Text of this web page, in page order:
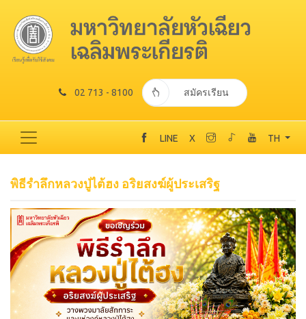
02 713 - 8100 สมัครเรียน
LINE X TH
พิธีรำลึกหลวงปู่ไต้ฮง อริยสงฆ์ผู้ประเสริฐ